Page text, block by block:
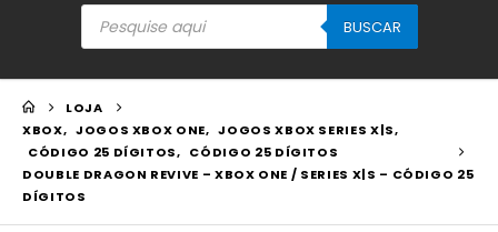
BUSCAR
LOJA
XBOX, JOGOS XBOX ONE, JOGOS XBOX SERIES X|S,
CÓDIGO 25 DÍGITOS, CÓDIGO 25 DÍGITOS
DOUBLE DRAGON REVIVE – XBOX ONE / SERIES X|S – CÓDIGO 25
DÍGITOS